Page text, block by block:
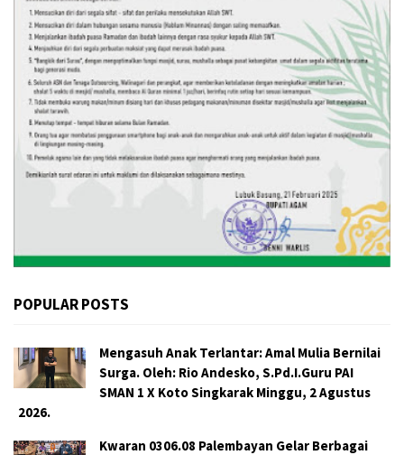
POPULAR POSTS
Mengasuh Anak Terlantar: Amal Mulia Bernilai
Surga. Oleh: Rio Andesko, S.Pd.I.Guru PAI
SMAN 1 X Koto Singkarak Minggu, 2 Agustus
2026.
Kwaran 0306.08 Palembayan Gelar Berbagai